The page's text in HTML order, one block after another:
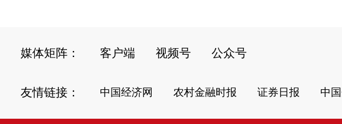
媒体矩阵： 客户端 视频号 公众号
友情链接： 中国经济网 农村金融时报 证券日报 中